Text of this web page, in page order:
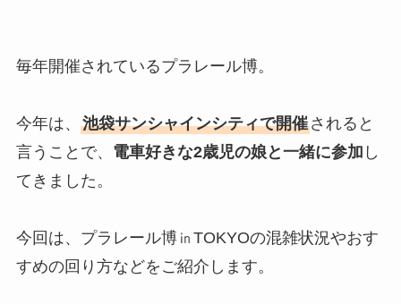
毎年開催されているプラレール博。
今年は、 池袋サンシャインシティで開催されると
言うことで、 電車好きな2歳児の娘と一緒に参加 し
てきました。
今回は、プラレール博㏌TOKYOの混雑状況やおす
すめの回り方などをご紹介します。